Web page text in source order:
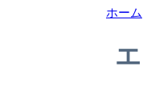
ホーム